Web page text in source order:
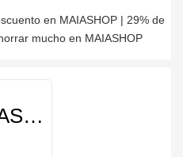
en MAIASHOP | 29% de
mucho en MAIASHOP
MAIASHOP